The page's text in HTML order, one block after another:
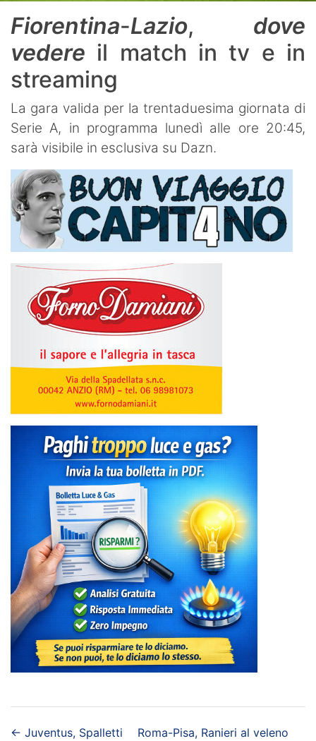
Fiorentina-Lazio, dove
vedere il match in tv e in
streaming
La gara valida per la trentaduesima giornata di
Serie A, in programma lunedì alle ore 20:45,
sarà visibile in esclusiva su Dazn.
← Juventus, Spalletti
Roma-Pisa, Ranieri al veleno